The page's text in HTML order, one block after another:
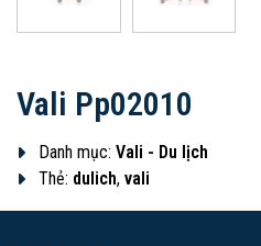
Vali Pp02010
Danh mục: Vali - Du lịch
Thẻ: dulich, vali